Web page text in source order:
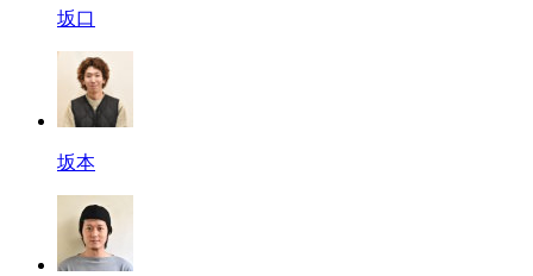
坂口
坂本